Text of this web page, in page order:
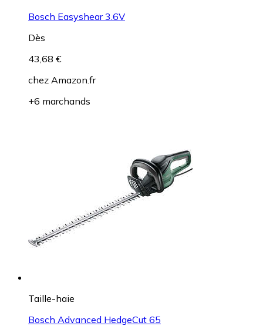
Bosch Easyshear 3.6V
Dès
43,68 €
chez Amazon.fr
+6 marchands
Taille-haie
Bosch Advanced HedgeCut 65